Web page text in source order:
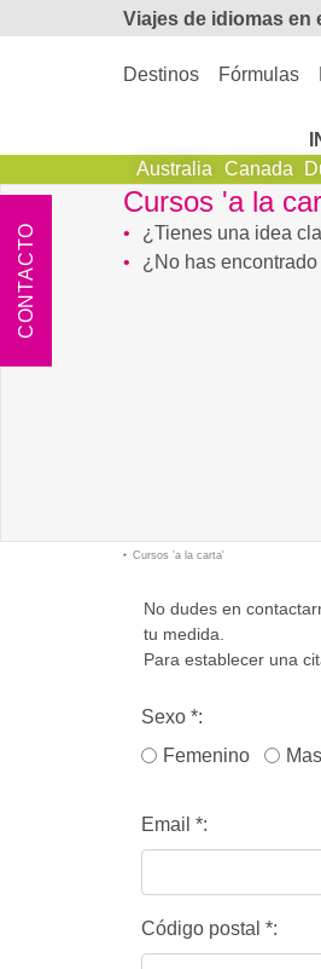
Viajes de idiomas en
Destinos Fórmulas
Australia
Canada
Cursos 'a la
¿Tienes una idea
¿No has
Cursos 'a la carta'
No dudes en
tu medida.
Para establecer una
Sexo *:
Femenino
Email *:
Código postal *:
CONTACTO